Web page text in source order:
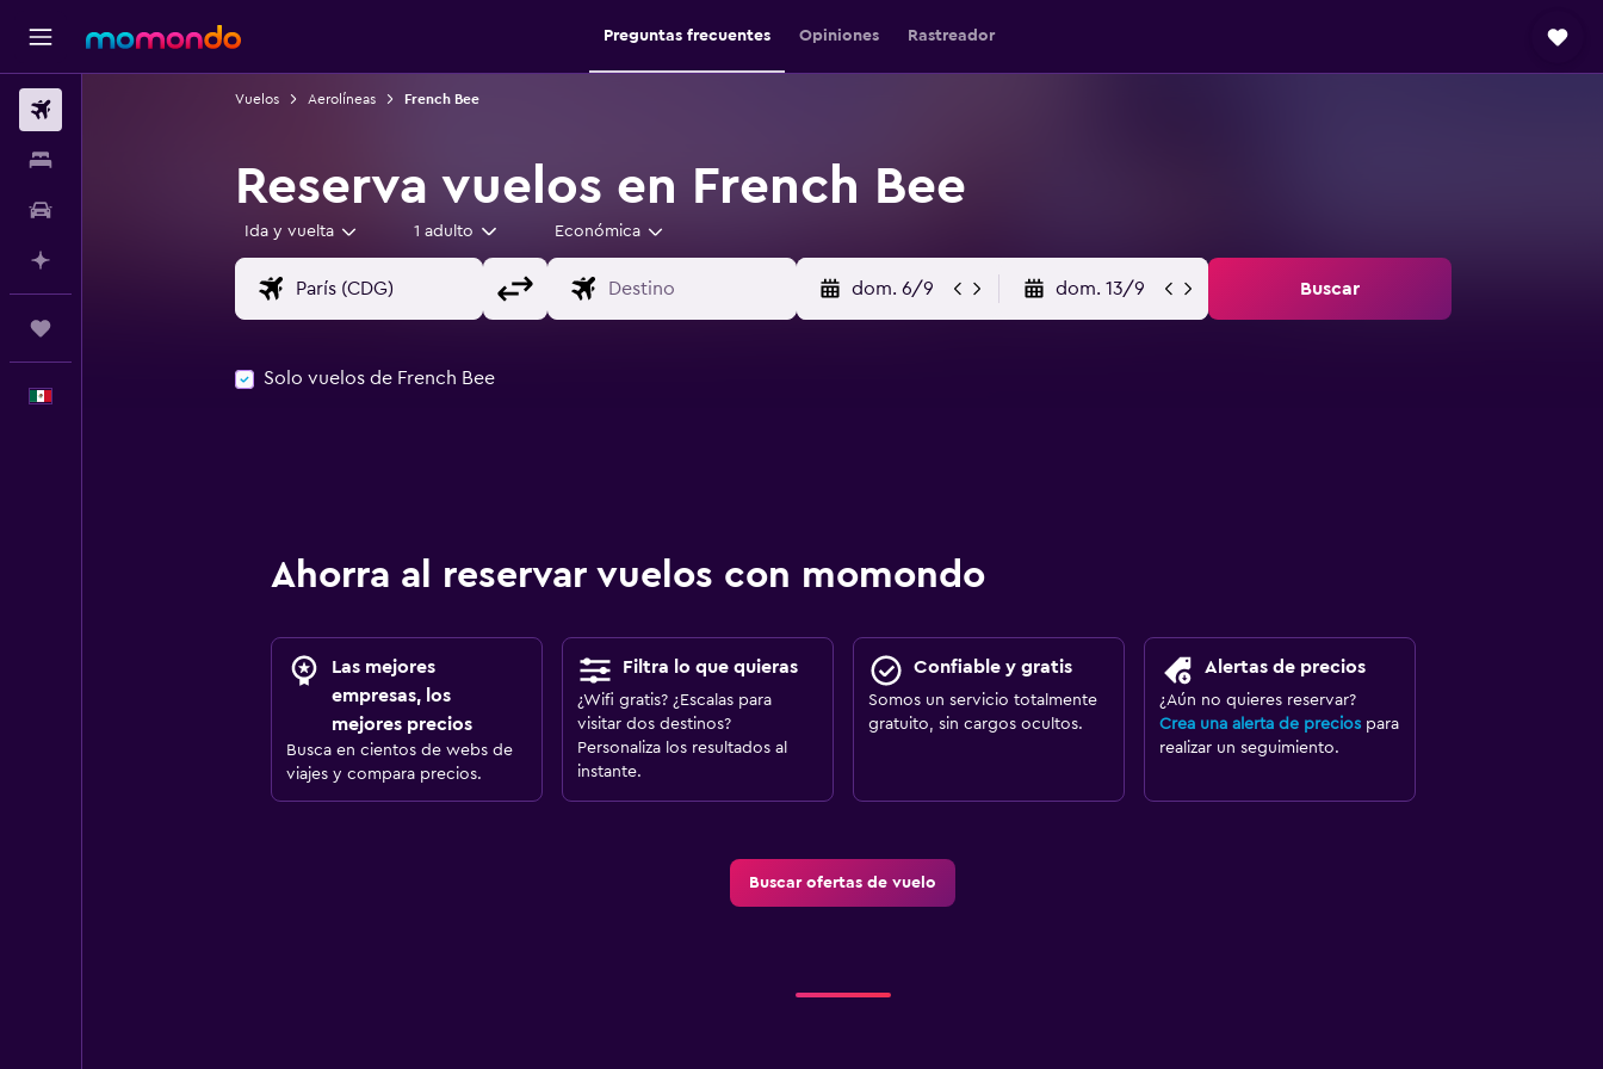
Preguntas frecuentes Opiniones Rastreador
Vuelos Aerolíneas French Bee
Reserva vuelos en French Bee
Ida y vuelta 1 adulto Económica
dom. 6/9 dom. 13/9 Buscar
Solo vuelos de French Bee
Ahorra al reservar vuelos con momondo
Las mejores
empresas, los
mejores precios
Busca en cientos de webs de
viajes y compara precios.
Filtra lo que quieras
¿Wifi gratis? ¿Escalas para
visitar dos destinos?
Personaliza los resultados al
instante.
Confiable y gratis
Somos un servicio totalmente
gratuito, sin cargos ocultos.
Alertas de precios
¿Aún no quieres reservar?
Crea una alerta de preciospara
realizar un seguimiento.
Buscar ofertas de vuelo